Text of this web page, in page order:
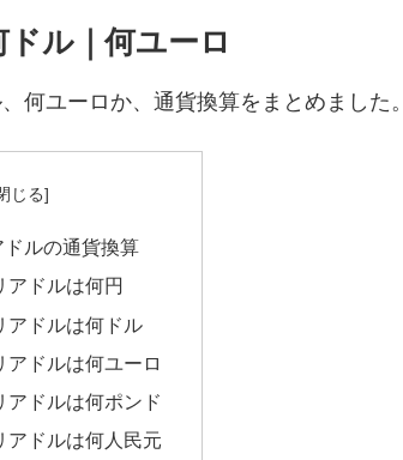
ル｜何ユーロ
何ユーロか、通貨換算をまとめました。
ルの通貨換算
アドルは何円
アドルは何ドル
ドルは何ユーロ
アドルは何ポンド
アドルは何人民元